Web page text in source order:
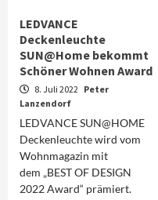
LEDVANCE
Deckenleuchte
SUN@Home bekommt
Schöner Wohnen Award
8. Juli 2022 Peter
Lanzendorf
LEDVANCE SUN@HOME
Deckenleuchte wird vom
Wohnmagazin mit
dem „BEST OF DESIGN
2022 Award“ prämiert.